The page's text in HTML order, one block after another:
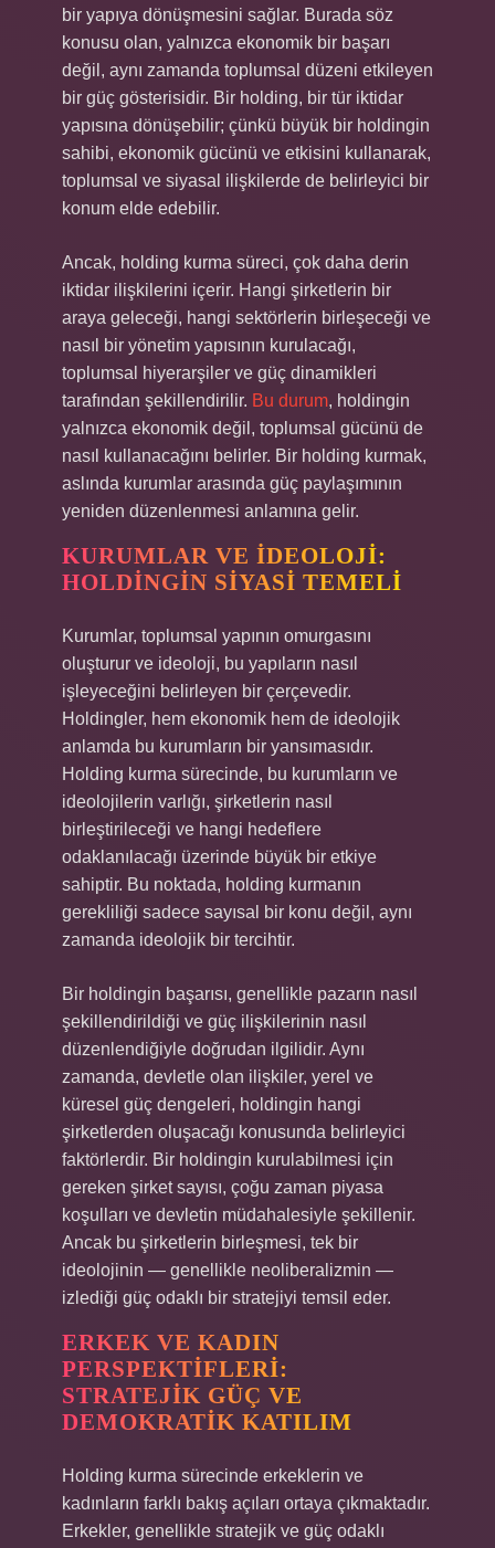
bir yapıya dönüşmesini sağlar. Burada söz
konusu olan, yalnızca ekonomik bir başarı
değil, aynı zamanda toplumsal düzeni etkileyen
bir güç gösterisidir. Bir holding, bir tür iktidar
yapısına dönüşebilir; çünkü büyük bir holdingin
sahibi, ekonomik gücünü ve etkisini kullanarak,
toplumsal ve siyasal ilişkilerde de belirleyici bir
konum elde edebilir.
Ancak, holding kurma süreci, çok daha derin
iktidar ilişkilerini içerir. Hangi şirketlerin bir
araya geleceği, hangi sektörlerin birleşeceği ve
nasıl bir yönetim yapısının kurulacağı,
toplumsal hiyerarşiler ve güç dinamikleri
tarafından şekillendirilir. Bu durum, holdingin
yalnızca ekonomik değil, toplumsal gücünü de
nasıl kullanacağını belirler. Bir holding kurmak,
aslında kurumlar arasında güç paylaşımının
yeniden düzenlenmesi anlamına gelir.
KURUMLAR VE İDEOLOJI:
HOLDINGIN SIYASI TEMELI
Kurumlar, toplumsal yapının omurgasını
oluşturur ve ideoloji, bu yapıların nasıl
işleyeceğini belirleyen bir çerçevedir.
Holdingler, hem ekonomik hem de ideolojik
anlamda bu kurumların bir yansımasıdır.
Holding kurma sürecinde, bu kurumların ve
ideolojilerin varlığı, şirketlerin nasıl
birleştirileceği ve hangi hedeflere
odaklanılacağı üzerinde büyük bir etkiye
sahiptir. Bu noktada, holding kurmanın
gerekliliği sadece sayısal bir konu değil, aynı
zamanda ideolojik bir tercihtir.
Bir holdingin başarısı, genellikle pazarın nasıl
şekillendirildiği ve güç ilişkilerinin nasıl
düzenlendiğiyle doğrudan ilgilidir. Aynı
zamanda, devletle olan ilişkiler, yerel ve
küresel güç dengeleri, holdingin hangi
şirketlerden oluşacağı konusunda belirleyici
faktörlerdir. Bir holdingin kurulabilmesi için
gereken şirket sayısı, çoğu zaman piyasa
koşulları ve devletin müdahalesiyle şekillenir.
Ancak bu şirketlerin birleşmesi, tek bir
ideolojinin — genellikle neoliberalizmin —
izlediği güç odaklı bir stratejiyi temsil eder.
ERKEK VE KADIN
PERSPEKTIFLERI:
STRATEJIK GÜÇ VE
DEMOKRATIK KATILIM
Holding kurma sürecinde erkeklerin ve
kadınların farklı bakış açıları ortaya çıkmaktadır.
Erkekler, genellikle stratejik ve güç odaklı